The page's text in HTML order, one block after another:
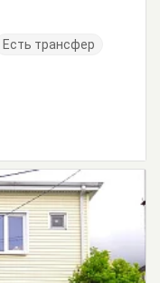
Есть трансфер